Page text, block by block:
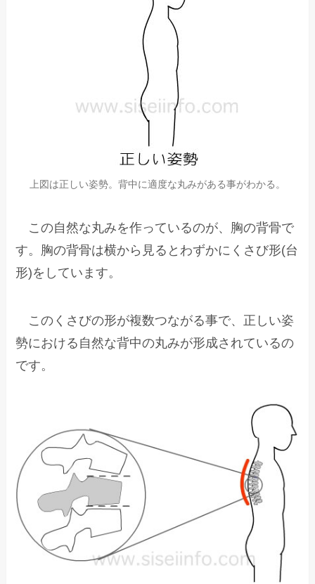
上図は正しい姿勢。背中に適度な丸みがある事がわかる。
この自然な丸みを作っているのが、胸の背骨で
す。胸の背骨は横から見るとわずかにくさび形(台
形)をしています。
このくさびの形が複数つながる事で、正しい姿
勢における自然な背中の丸みが形成されているの
です。